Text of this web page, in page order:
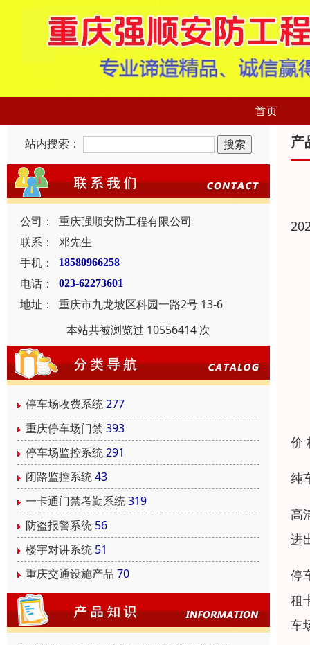
首页
站内搜索：
公司：
重庆强顺安防工程有限公司
联系：
邓先生
手机：
18580966258
电话： 023-62273601
地址：
重庆市九龙坡区科园一路2号 13-6
本站共被浏览过 10556414 次
停车场收费系统277
重庆停车场门禁 393
停车场监控系统291
闭路监控系统43
一卡通门禁考勤系统319
防盗报警系统 56
楼宇对讲系统 51
重庆交通设施产品 70
产
价
纯
高
进
停
租
车